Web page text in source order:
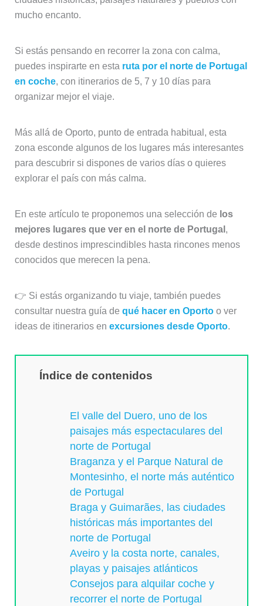
mucho encanto.
Si estás pensando en recorrer la zona con calma,
puedes inspirarte en esta ruta por el norte de Portugal
en coche, con itinerarios de 5, 7 y 10 días para
organizar mejor el viaje.
Más allá de Oporto, punto de entrada habitual, esta
zona esconde algunos de los lugares más interesantes
para descubrir si dispones de varios días o quieres
explorar el país con más calma.
En este artículo te proponemos una selección de los
mejores lugares que ver en el norte de Portugal ,
desde destinos imprescindibles hasta rincones menos
conocidos que merecen la pena.
👉 Si estás organizando tu viaje, también puedes
consultar nuestra guía de qué hacer en Oportoo ver
ideas de itinerarios en excursiones desde Oporto.
Índice de contenidos
El valle del Duero, uno de los
paisajes más espectaculares del
norte de Portugal
Braganza y el Parque Natural de
Montesinho, el norte más auténtico
de Portugal
Braga y Guimarães, las ciudades
históricas más importantes del
norte de Portugal
Aveiro y la costa norte, canales,
playas y paisajes atlánticos
Consejos para alquilar coche y
recorrer el norte de Portugal